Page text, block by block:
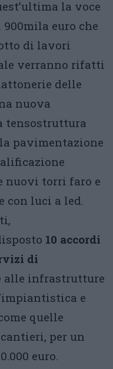
la voce
euro che
di lavori
verranno rifatti
delle
nuova
tensostruttura
pavimentazione
nuovi torri faro e
con luci a led.
10 accordi
di
alle infrastrutture
e
quelle
per un
euro.